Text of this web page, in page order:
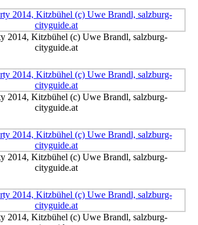
2014, Kitzbühel (c) Uwe Brandl, salzburg-
cityguide.at
2014, Kitzbühel (c) Uwe Brandl, salzburg-
cityguide.at
2014, Kitzbühel (c) Uwe Brandl, salzburg-
cityguide.at
2014, Kitzbühel (c) Uwe Brandl, salzburg-